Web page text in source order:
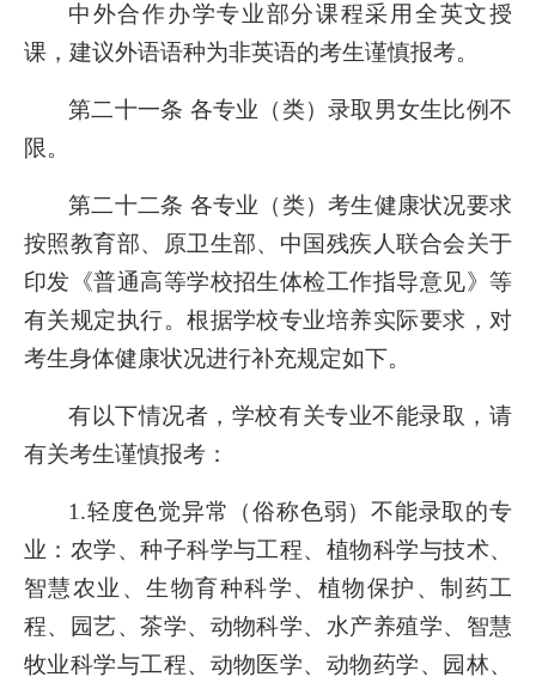
中外合作办学专业部分课程采用全英文授
课，建议外语语种为非英语的考生谨慎报考。
第二十一条 各专业（类）录取男女生比例不
限。
第二十二条 各专业（类）考生健康状况要求
按照教育部、原卫生部、中国残疾人联合会关于
印发《普通高等学校招生体检工作指导意见》等
有关规定执行。根据学校专业培养实际要求，对
考生身体健康状况进行补充规定如下。
有以下情况者，学校有关专业不能录取，请
有关考生谨慎报考：
1.轻度色觉异常（俗称色弱）不能录取的专
业：农学、种子科学与工程、植物科学与技术、
智慧农业、生物育种科学、植物保护、制药工
程、园艺、茶学、动物科学、水产养殖学、智慧
牧业科学与工程、动物医学、动物药学、园林、